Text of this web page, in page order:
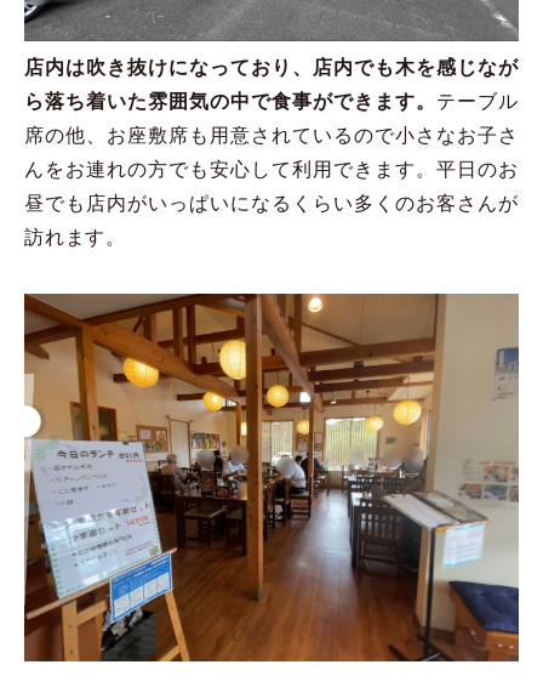
店内は吹き抜けになっており、店内でも木を感じなが
ら落ち着いた雰囲気の中で食事ができます。 テーブル
席の他、お座敷席も用意されているので小さなお子さ
んをお連れの方でも安心して利用できます。平日のお
昼でも店内がいっぱいになるくらい多くのお客さんが
訪れます。